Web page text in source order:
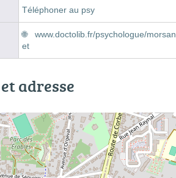
Téléphoner au psy
www.doctolib.fr/psychologue/
et
adresse